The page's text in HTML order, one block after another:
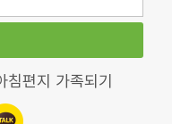
침편지 가족되기